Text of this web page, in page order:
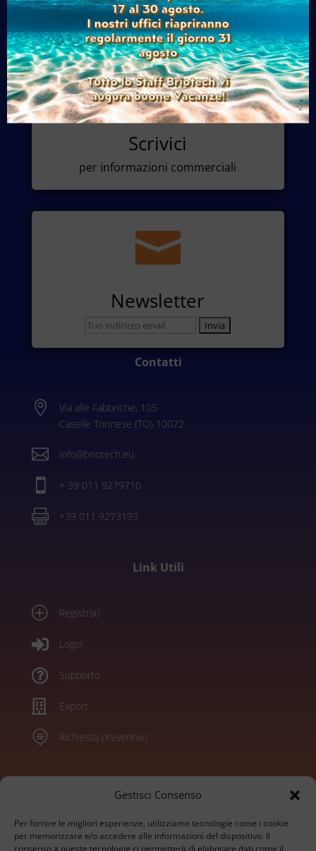
Gestisci Consenso
Per fornire le migliori esperienze, utilizziamo tecnologie come i cookie
per memorizzare e/o accedere alle informazioni del dispositivo. Il
consenso a queste tecnologie ci permetterà di elaborare dati come il
+39 011 9279710

Scrivici
per informazioni commerciali

Newsletter
Contatti

Via alle Fabbriche, 105
Caselle Torinese (TO) 10072
 info@briotech.eu
 + 39 011 9279710
 +39 011 9273193
Link Utili
P Registrati
 Login
 Supporto
 Export
 Richiesta preventivo
Marchi
Konica Minolta